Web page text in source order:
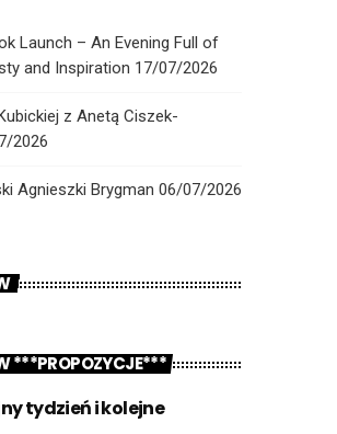
Launch – An Evening Full of
and Inspiration 17/07/2026
z Anetą Ciszek-
2026
Agnieszki Brygman 06/07/2026
***PROPOZYCJE***
tydzień i kolejne